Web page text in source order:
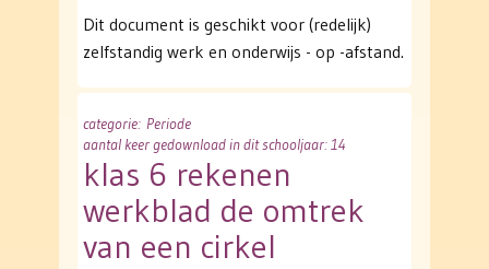
Dit document is geschikt voor (redelijk)
zelfstandig werk en onderwijs - op -afstand.
categorie: Periode
aantal keer gedownload in dit schooljaar: 14
klas 6 rekenen
werkblad de omtrek
van een cirkel